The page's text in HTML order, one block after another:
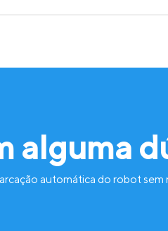
alguma
automática do robot sem